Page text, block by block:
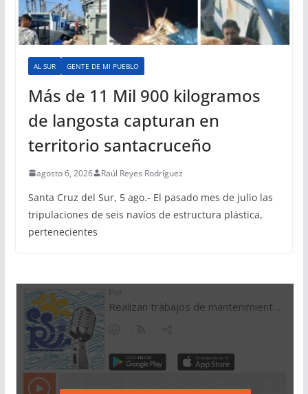
AL SUR GENTE DE MI PUEBLO
Más de 11 Mil 900 kilogramos
de langosta capturan en
territorio santacruceño
agosto 6, 2026 Raúl Reyes Rodríguez
Santa Cruz del Sur, 5 ago.- El pasado mes de julio las
tripulaciones de seis navíos de estructura plástica,
pertenecientes